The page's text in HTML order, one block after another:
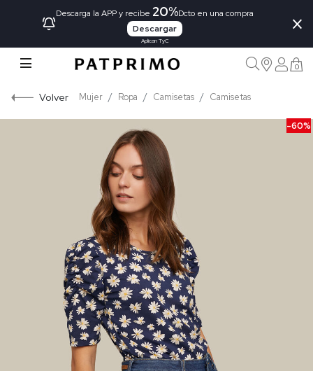
Descarga la APP y recibe 20%Dcto en una compra
Descargar
Aplican TyC
×
0
Volver Mujer Ropa Camisetas Camisetas
-60%